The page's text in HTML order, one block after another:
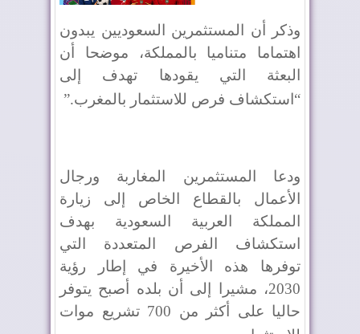
وذكر أن المستثمرين السعوديين يبدون
اهتماما متناميا بالمملكة، موضحا أن
البعثة التي يقودها تهدف إلى
“استكشاف فرص للاستثمار بالمغرب”.
ودعا المستثمرين المغاربة ورجال
الأعمال بالقطاع الخاص إلى زيارة
المملكة العربية السعودية بهدف
استكشاف الفرص المتعددة التي
توفرها هذه الأخيرة في إطار رؤية
2030، مشيرا إلى أن بلده أصبح يتوفر
حاليا على أكثر من 700 تشريع موات